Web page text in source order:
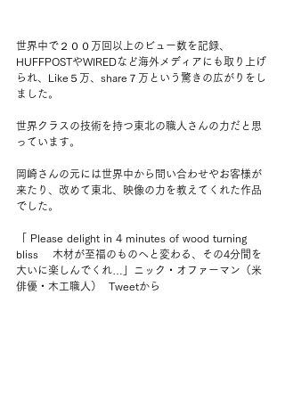
世界中で２００万回以上のビュー数を記録、
HUFFPOSTやWIREDなど海外メディアにも取り上げ
られ、Like５万、share７万という驚きの広がりをし
ました。
世界クラスの技術を持つ東北の職人さんの力だと思
っています。
岡崎さんの元には世界中から問い合わせやお客様が
来たり、改めて東北、映像の力を教えてくれた作品
でした。
「 Please delight in 4 minutes of wood turning
bliss 　木材が至福のものへと変わる、その4分間を
大いに楽しんでくれ…」ニック・オファーマン（米
俳優・木工職人）  Tweetから